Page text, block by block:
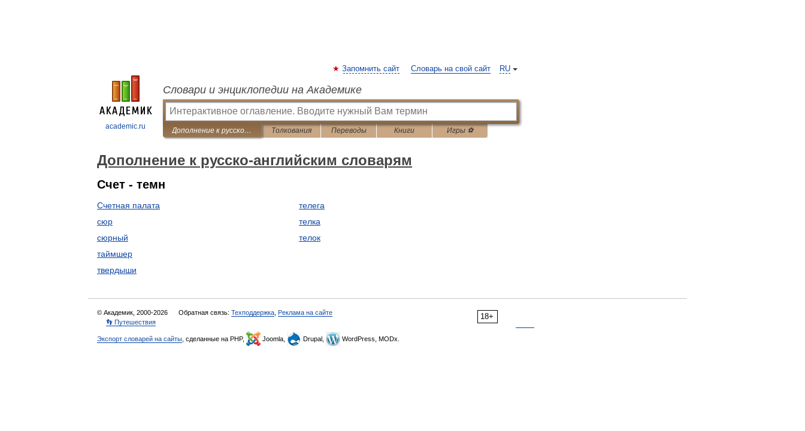
academic.ru
RU
Запомнить сайт Словарь на свой сайт
Словари и энциклопедии на Академике
Дополнение к русско-английским словарям Толкования Переводы Книги Игры ⚽
Дополнение к русско-английским словарям
Счет - темн
Счетная палата
сюр
сюрный
таймшер
твердыши
телега
телка
телок
18+
© Академик, 2000-2026 Обратная связь: Техподдержка Реклама на сайте
👣 Путешествия
Экспорт словарей на сайты , сделанные на PHP, Joomla, Drupal, WordPress, MODx.